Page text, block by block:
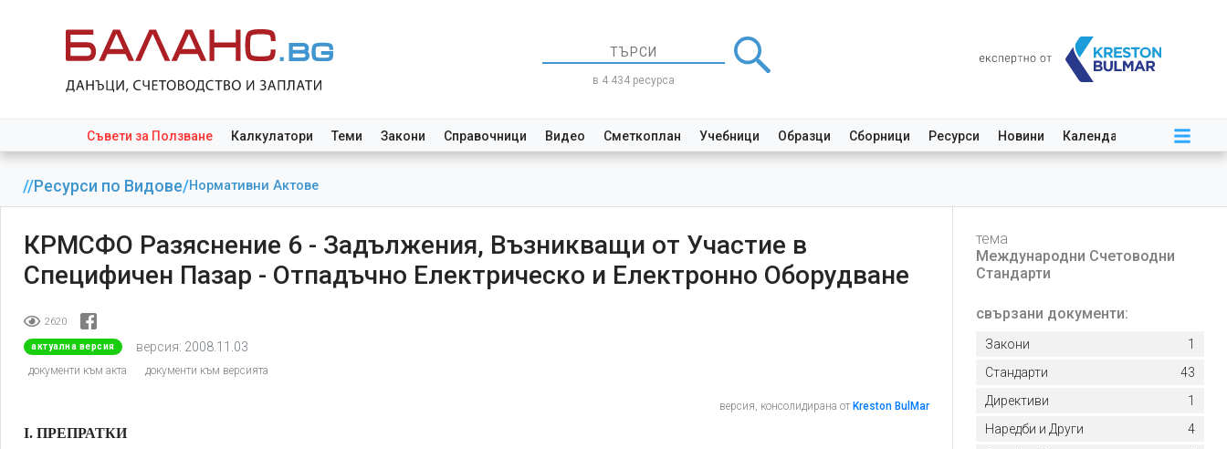
в 4 434 ресурса
Съвети за Ползване Калкулатори Теми Закони Справочници Видео Сметкоплан Учебници Образци Сборници Ресурси Новини Календар
//Ресурси по Видове/Нормативни Актове
КРМСФО Разяснение 6 - Задължения, Възникващи от Участие в
Специфичен Пазар - Отпадъчно Електрическо и Електронно Оборудване
2620
актуална версия версия: 2008.11.03
документи към акта документи към версията
версия, консолидирана от Kreston BulMar
I. ПРЕПРАТКИ
тема
Международни Счетоводни
Стандарти
свързани документи:
Закони
1
Стандарти
43
Директиви
1
Наредби и Други
4